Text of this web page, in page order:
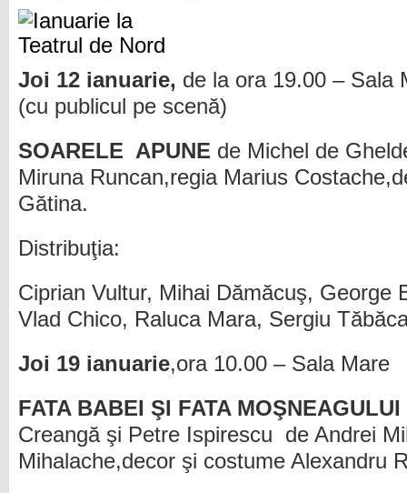
Joi 12 ianuarie, de la ora 19.00 – Sala
(cu publicul pe scenă)
SOARELE APUNE de Michel de
Miruna Runcan,regia Marius
Gătina.
Distribuţia:
Ciprian Vultur, Mihai Dămăcuş, George
Vlad Chico, Raluca Mara, Sergiu
Joi 19 ianuarie,ora 10.00 – Sala Mare
FATA BABEI ŞI FATA MOŞNEAGULUI
Creangă şi Petre Ispirescu de Andrei
Mihalache,decor şi costume Alexandru